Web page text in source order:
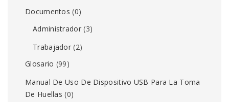
Documentos (0)
Administrador(3)
Trabajador (2)
Glosario (99)
Manual De Uso De Dispositivo USB Para La Toma
De Huellas (0)